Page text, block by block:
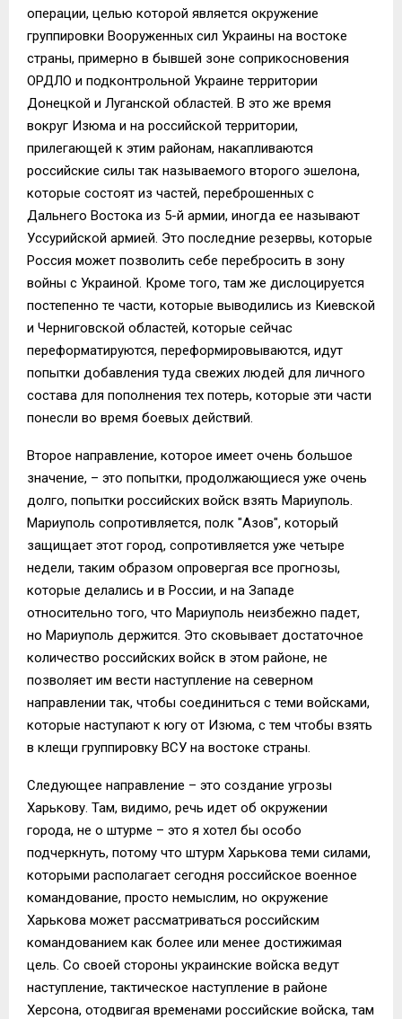
операции, целью которой является окружение
группировки Вооруженных сил Украины на востоке
страны, примерно в бывшей зоне соприкосновения
ОРДЛО и подконтрольной Украине территории
Донецкой и Луганской областей. В это же время
вокруг Изюма и на российской территории,
прилегающей к этим районам, накапливаются
российские силы так называемого второго эшелона,
которые состоят из частей, переброшенных с
Дальнего Востока из 5-й армии, иногда ее называют
Уссурийской армией. Это последние резервы, которые
Россия может позволить себе перебросить в зону
войны с Украиной. Кроме того, там же дислоцируется
постепенно те части, которые выводились из Киевской
и Черниговской областей, которые сейчас
переформатируются, переформировываются, идут
попытки добавления туда свежих людей для личного
состава для пополнения тех потерь, которые эти части
понесли во время боевых действий.
Второе направление, которое имеет очень большое
значение, – это попытки, продолжающиеся уже очень
долго, попытки российских войск взять Мариуполь.
Мариуполь сопротивляется, полк "Азов", который
защищает этот город, сопротивляется уже четыре
недели, таким образом опровергая все прогнозы,
которые делались и в России, и на Западе
относительно того, что Мариуполь неизбежно падет,
но Мариуполь держится. Это сковывает достаточное
количество российских войск в этом районе, не
позволяет им вести наступление на северном
направлении так, чтобы соединиться с теми войсками,
которые наступают к югу от Изюма, с тем чтобы взять
в клещи группировку ВСУ на востоке страны.
Следующее направление – это создание угрозы
Харькову. Там, видимо, речь идет об окружении
города, не о штурме – это я хотел бы особо
подчеркнуть, потому что штурм Харькова теми силами,
которыми располагает сегодня российское военное
командование, просто немыслим, но окружение
Харькова может рассматриваться российским
командованием как более или менее достижимая
цель. Со своей стороны украинские войска ведут
наступление, тактическое наступление в районе
Херсона, отодвигая временами российские войска, там